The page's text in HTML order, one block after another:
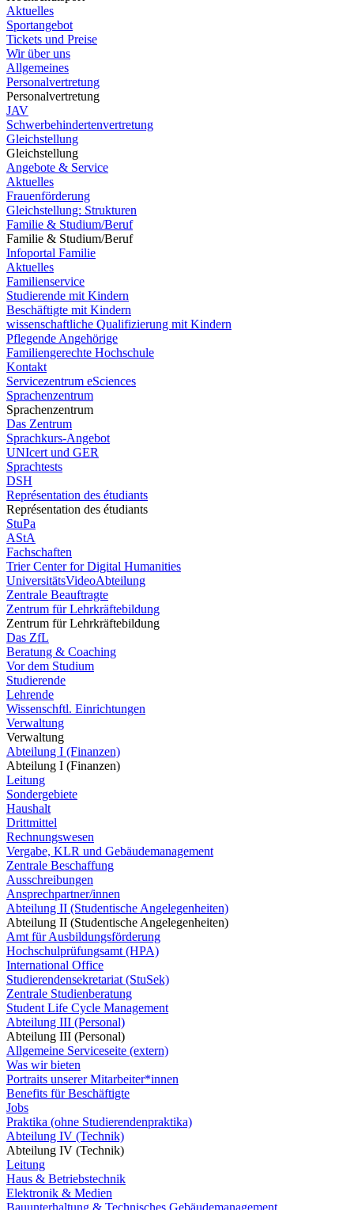
Aktuelles
Sportangebot
Tickets und Preise
Wir über uns
Allgemeines
Personalvertretung
Personalvertretung
JAV
Schwerbehindertenvertretung
Gleichstellung
Gleichstellung
Angebote & Service
Aktuelles
Frauenförderung
Gleichstellung: Strukturen
Familie & Studium/Beruf
Familie & Studium/Beruf
Infoportal Familie
Aktuelles
Familienservice
Studierende mit Kindern
Beschäftigte mit Kindern
wissenschaftliche Qualifizierung mit Kindern
Pflegende Angehörige
Familiengerechte Hochschule
Kontakt
Servicezentrum eSciences
Sprachenzentrum
Sprachenzentrum
Das Zentrum
Sprachkurs-Angebot
UNIcert und GER
Sprachtests
DSH
Représentation des étudiants
Représentation des étudiants
StuPa
AStA
Fachschaften
Trier Center for Digital Humanities
UniversitätsVideoAbteilung
Zentrale Beauftragte
Zentrum für Lehrkräftebildung
Zentrum für Lehrkräftebildung
Das ZfL
Beratung & Coaching
Vor dem Studium
Studierende
Lehrende
Wissenschftl. Einrichtungen
Verwaltung
Verwaltung
Abteilung I (Finanzen)
Abteilung I (Finanzen)
Leitung
Sondergebiete
Haushalt
Drittmittel
Rechnungswesen
Vergabe, KLR und Gebäudemanagement
Zentrale Beschaffung
Ausschreibungen
Ansprechpartner/innen
Abteilung II (Studentische Angelegenheiten)
Abteilung II (Studentische Angelegenheiten)
Amt für Ausbildungsförderung
Hochschulprüfungsamt (HPA)
International Office
Studierendensekretariat (StuSek)
Zentrale Studienberatung
Student Life Cycle Management
Abteilung III (Personal)
Abteilung III (Personal)
Allgemeine Serviceseite (extern)
Was wir bieten
Portraits unserer Mitarbeiter*innen
Benefits für Beschäftigte
Jobs
Praktika (ohne Studierendenpraktika)
Abteilung IV (Technik)
Abteilung IV (Technik)
Leitung
Haus & Betriebstechnik
Elektronik & Medien
Bauunterhaltung & Technisches Gebäudemanagement